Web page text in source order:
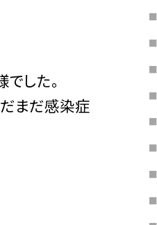
した。
まだ感染症